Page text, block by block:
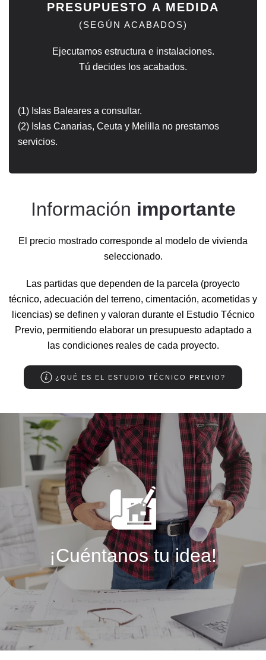
PRESUPUESTO A MEDIDA
(SEGÚN ACABADOS)
Ejecutamos estructura e instalaciones.
Tú decides los acabados.
(1) Islas Baleares a consultar.
(2) Islas Canarias, Ceuta y Melilla no prestamos
servicios.
Información importante
El precio mostrado corresponde al modelo de vivienda
seleccionado.
Las partidas que dependen de la parcela (proyecto
técnico, adecuación del terreno, cimentación, acometidas y
licencias) se definen y valoran durante el Estudio Técnico
Previo, permitiendo elaborar un presupuesto adaptado a
las condiciones reales de cada proyecto.
¿QUÉ ES EL ESTUDIO TÉCNICO PREVIO?
¡Cuéntanos tu idea!